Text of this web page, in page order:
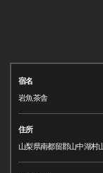
宿名
岩魚茶舎
住所
山梨県南都留郡山中湖村